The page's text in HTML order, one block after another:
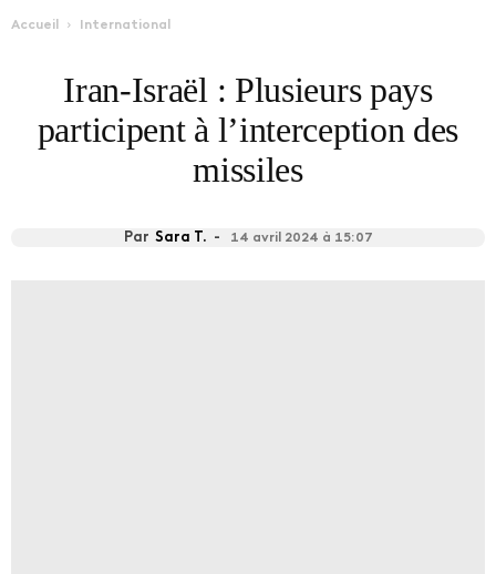
Accueil International
Iran-Israël : Plusieurs pays
participent à l’interception des
missiles
Par Sara T. - 14 avril 2024 à 15:07